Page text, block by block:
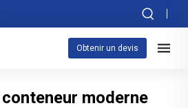
Obtenir un devis
moderne